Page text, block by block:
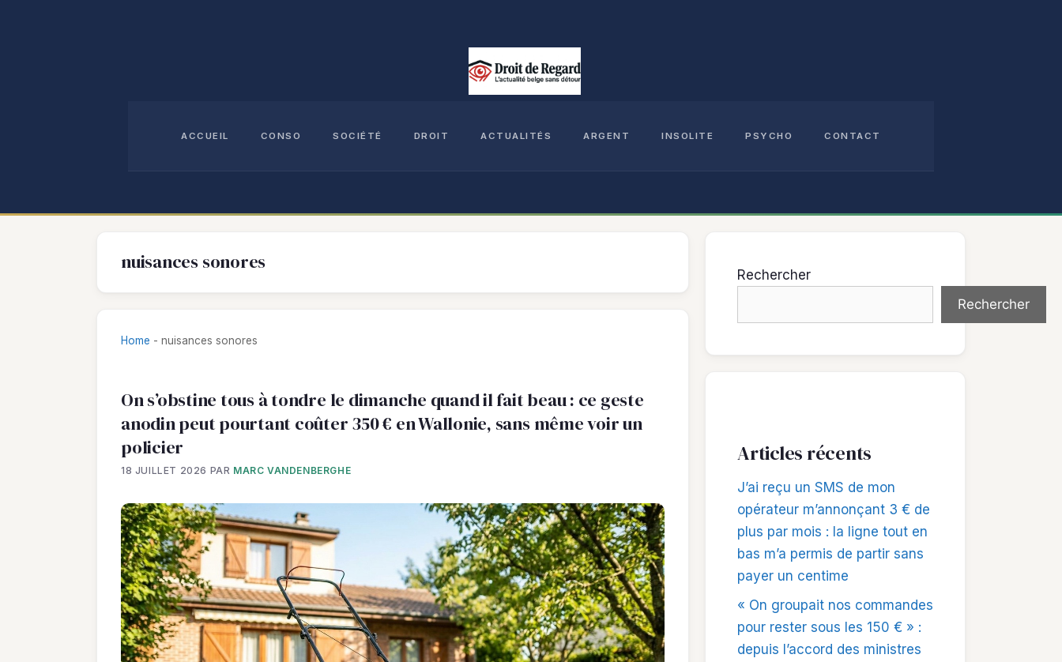
ACCUEIL CONSO SOCIÉTÉ DROIT ACTUALITÉS ARGENT INSOLITE PSYCHO CONTACT
nuisances sonores
Home - nuisances sonores
On s’obstine tous à tondre le dimanche quand il fait beau : ce geste
anodin peut pourtant coûter 350 € en Wallonie, sans même voir un
policier
18 JUILLET 2026 PAR MARC VANDENBERGHE
Rechercher
Rechercher
Articles récents
J’ai reçu un SMS de mon
opérateur m’annonçant 3 € de
plus par mois : la ligne tout en
bas m’a permis de partir sans
payer un centime
« On groupait nos commandes
pour rester sous les 150 € » :
depuis l’accord des ministres